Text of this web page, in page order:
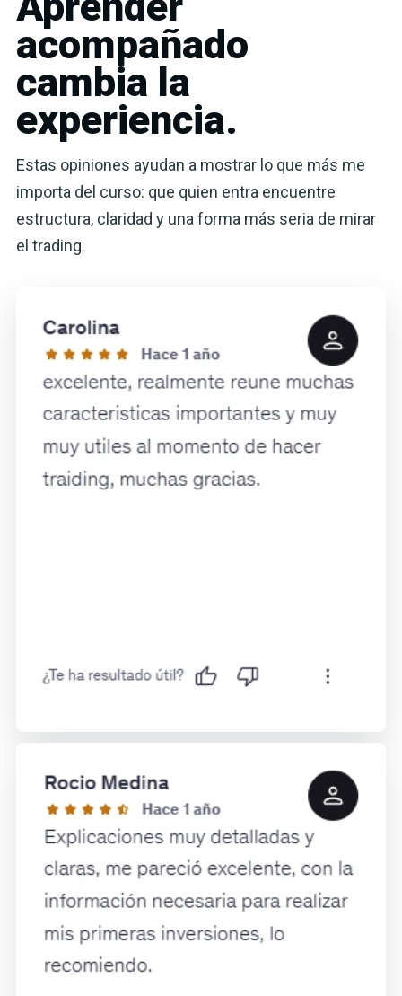
acompañado
cambia la
experiencia.
Estas opiniones ayudan a mostrar lo que más me
importa del curso: que quien entra encuentre
estructura, claridad y una forma más seria de mirar
el trading.